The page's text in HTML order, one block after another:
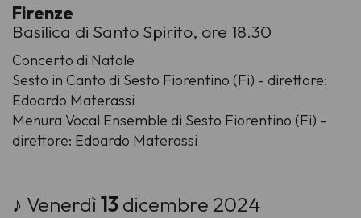
Firenze
Basilica di Santo Spirito, ore 18.30
Concerto di Natale
Sesto in Canto di Sesto Fiorentino (Fi) - direttore:
Edoardo Materassi
Menura Vocal Ensemble di Sesto Fiorentino (Fi) -
direttore: Edoardo Materassi
♪ Venerdì13dicembre 2024